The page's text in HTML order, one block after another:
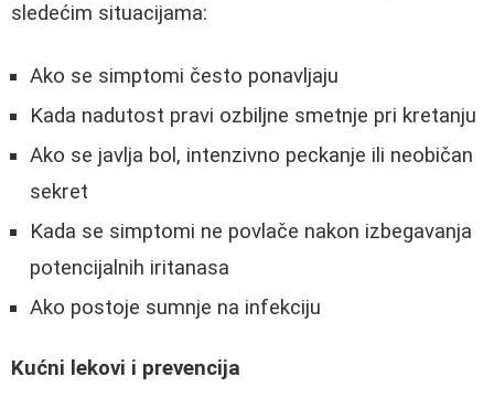
sledećim situacijama:
Ako se simptomi često ponavljaju
Kada nadutost pravi ozbiljne smetnje pri kretanju
Ako se javlja bol, intenzivno peckanje ili neobičan
sekret
Kada se simptomi ne povlače nakon izbegavanja
potencijalnih iritanasa
Ako postoje sumnje na infekciju
Kućni lekovi i prevencija